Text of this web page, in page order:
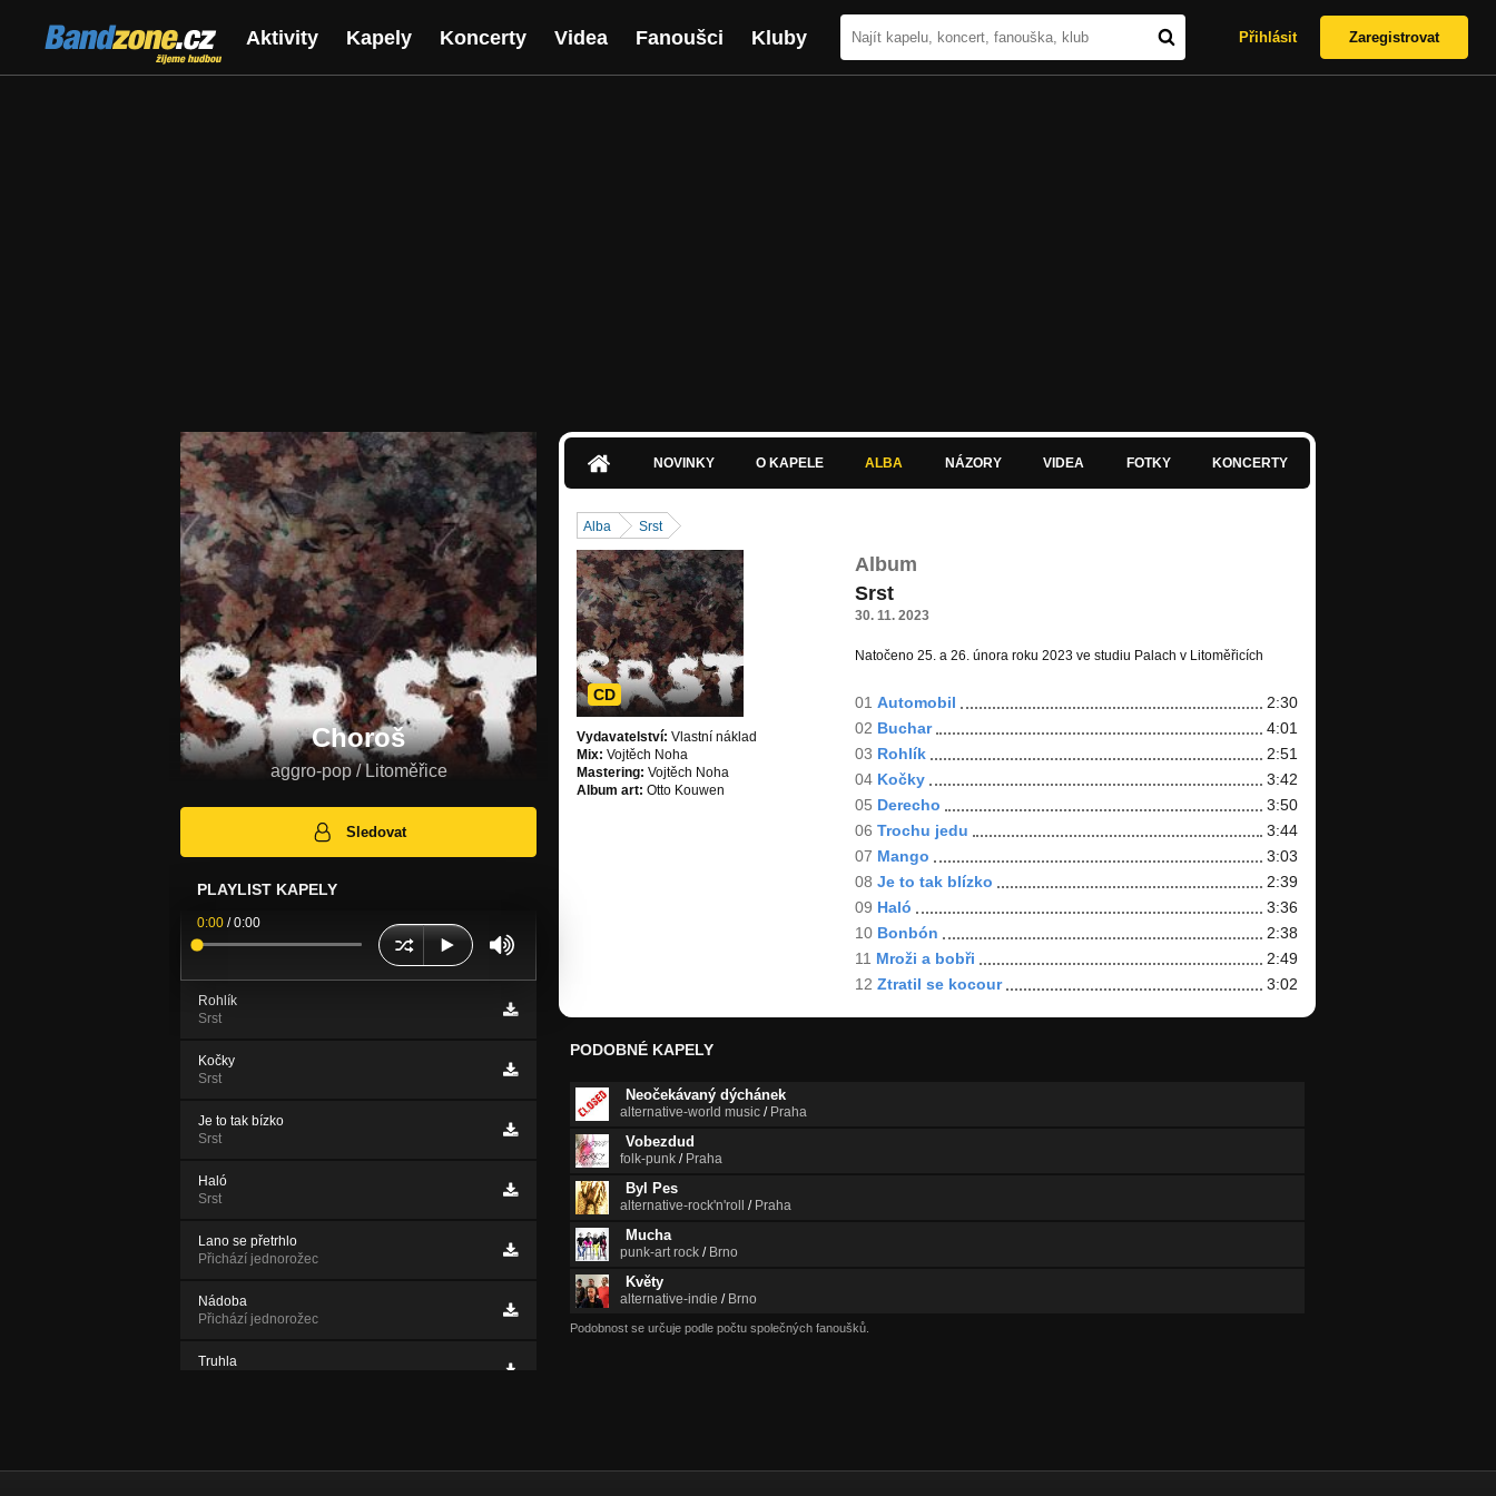
Bandzone.cz
žijeme hudbou
Aktivity Kapely Koncerty Videa Fanoušci Kluby Přihlásit Zaregistrovat
Choroš
aggro-pop / Litoměřice
Sledovat
PLAYLIST KAPELY
0:00 /0:00
Rohlík
Srst
Kočky
Srst
Je to tak bízko
Srst
Haló
Srst
Lano se přetrhlo
Přichází jednorožec
Nádoba
Přichází jednorožec
Truhla
NOVINKY O KAPELE ALBA NÁZORY VIDEA FOTKY KONCERTY
Alba Srst
CD
Vydavatelství: Vlastní náklad
Mix: Vojtěch Noha
Mastering: Vojtěch Noha
Album art: Otto Kouwen
Album
Srst
30. 11. 2023
Natočeno 25. a 26. února roku 2023 ve studiu Palach v Litoměřicích
01 Automobil
2:30
02 Buchar
4:01
03 Rohlík
2:51
04 Kočky
3:42
05 Derecho
3:50
06 Trochu jedu
3:44
07 Mango
3:03
08 Je to tak blízko
2:39
09 Haló
3:36
10 Bonbón
2:38
11 Mroži a bobři
2:49
12 Ztratil se kocour 3:02
PODOBNÉ KAPELY
Neočekávaný dýchánek
alternative-world music / Praha
Vobezdud
folk-punk / Praha
Byl Pes
alternative-rock'n'roll / Praha
Mucha
punk-art rock / Brno
Květy
alternative-indie / Brno
Podobnost se určuje podle počtu společných fanoušků.